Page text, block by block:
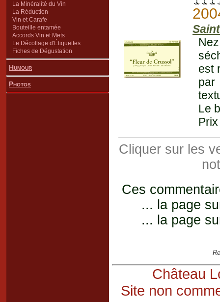
La Minéralité du Vin
La Réduction
Vin et Carafe
Bouteille entamée
Accords Vin et Mets
Le Décollage d'Étiquettes
Fiches de Dégustation
Humour
Photos
est
par
Le
Cliquer sur les
Ces
... la page
... la page
Château
Site non